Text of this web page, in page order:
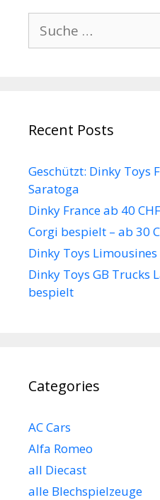
nach:
Recent Posts
Geschützt: Dinky Toys
Saratoga
Dinky France ab 40
Corgi bespielt – ab 30
Dinky Toys Limousines
Dinky Toys GB Trucks
bespielt
Categories
AC Cars
Alfa Romeo
all Diecast
alle Blechspielzeuge